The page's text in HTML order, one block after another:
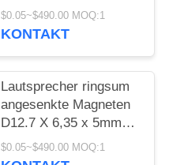
lange Nutzungsdauer
$0.05~$490.00 MOQ:1
KONTAKT
Lautsprecher ringsum
angesenkte Magneten
D12.7 X 6,35 x 5mm
feste Toleranz
$0.05~$490.00 MOQ:1